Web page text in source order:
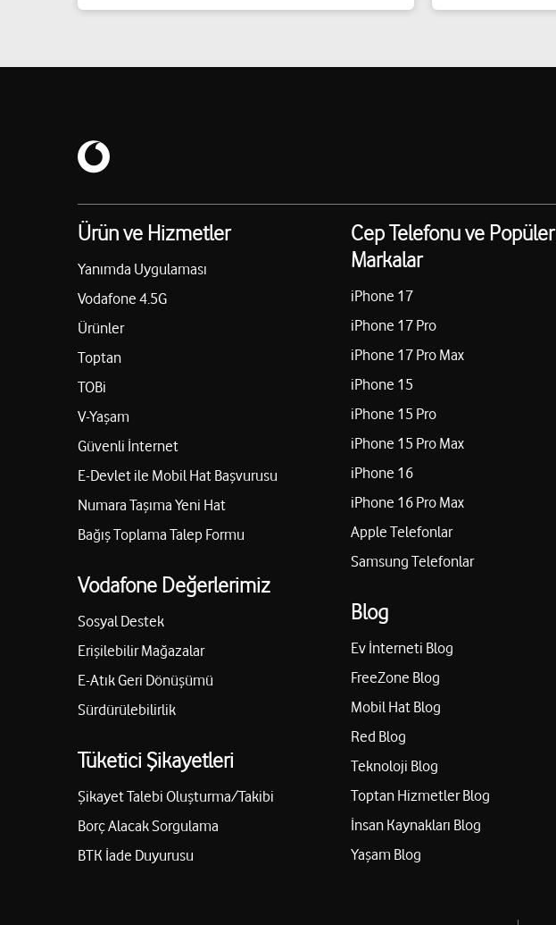
Ürün ve Hizmetler
Yanımda Uygulaması
Vodafone 4.5G
Ürünler
Toptan
TOBi
V-Yaşam
Güvenli İnternet
E-Devlet ile Mobil Hat Başvurusu
Numara Taşıma Yeni Hat
Bağış Toplama Talep Formu
Vodafone Değerlerimiz
Sosyal Destek
Erişilebilir Mağazalar
E-Atık Geri Dönüşümü
Sürdürülebilirlik
Tüketici Şikayetleri
Şikayet Talebi Oluşturma/Takibi
Borç Alacak Sorgulama
BTK İade Duyurusu
Cep Telefonu ve Popüler
Markalar
iPhone 17
iPhone 17 Pro
iPhone 17 Pro Max
iPhone 15
iPhone 15 Pro
iPhone 15 Pro Max
iPhone 16
iPhone 16 Pro Max
Apple Telefonlar
Samsung Telefonlar
Blog
Ev İnterneti Blog
FreeZone Blog
Mobil Hat Blog
Red Blog
Teknoloji Blog
Toptan Hizmetler Blog
İnsan Kaynakları Blog
Yaşam Blog